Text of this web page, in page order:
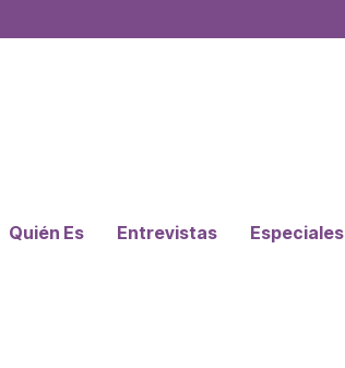
Quién Es Entrevistas Especiales